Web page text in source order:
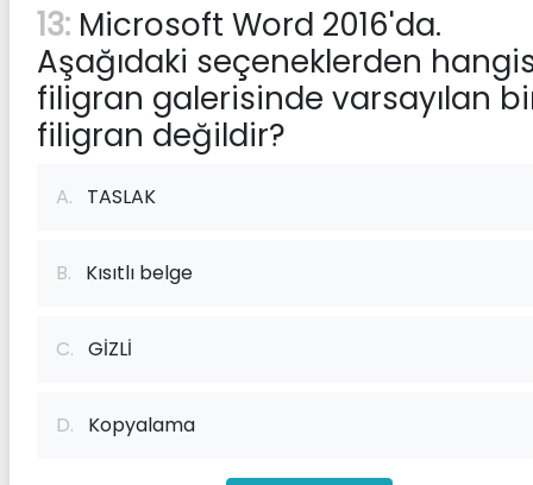
13: Microsoft Word 2016'da.
Aşağıdaki seçeneklerden
filigran galerisinde varsayılan
filigran değildir?
A. TASLAK
B. Kısıtlı belge
C. GİZLİ
D. Kopyalama